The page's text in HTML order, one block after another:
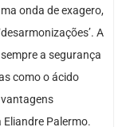
onda de exagero,
A
a segurança
como o ácido
vantagens
Palermo.